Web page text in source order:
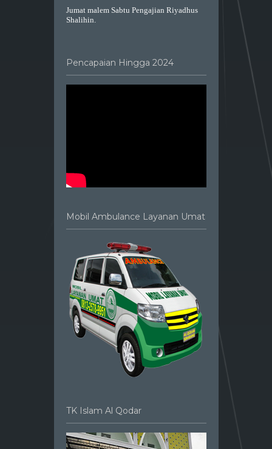
Jumat malem Sabtu Pengajian Riyadhus
Shalihin.
Pencapaian Hingga 2024
Mobil Ambulance Layanan Umat
TK Islam Al Qodar